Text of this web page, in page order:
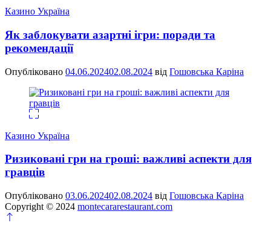
Казино Україна
Як заблокувати азартні ігри: поради та
рекомендації
Опубліковано 04.06.202402.08.2024 від Гошовська Каріна
Казино Україна
Ризиковані гри на гроші: важливі аспекти для
гравців
Опубліковано 03.06.202402.08.2024 від Гошовська Каріна
Copyright © 2024 montecararestaurant.com
Прокрутка